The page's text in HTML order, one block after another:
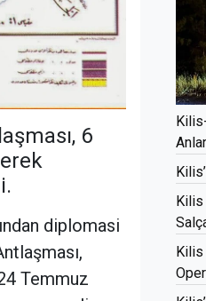
6
diplomasi
Temmuz
Kilis
Kilis